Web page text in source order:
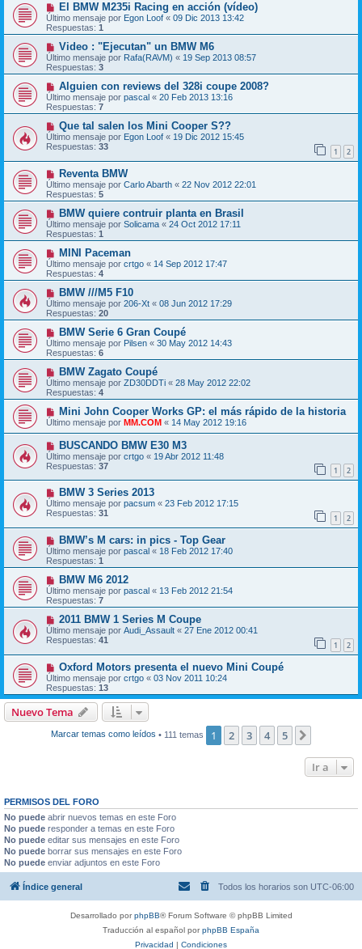
El BMW M235i Racing en acción (vídeo)
Último mensaje por Egon Loof « 09 Dic 2013 13:42
Respuestas: 1
Video : "Ejecutan" un BMW M6
Último mensaje por Rafa(RAVM) « 19 Sep 2013 08:57
Respuestas: 3
Alguien con reviews del 328i coupe 2008?
Último mensaje por pascal « 20 Feb 2013 13:16
Respuestas: 7
Que tal salen los Mini Cooper S??
Último mensaje por Egon Loof « 19 Dic 2012 15:45
Respuestas: 33 1 2
Reventa BMW
Último mensaje por Carlo Abarth « 22 Nov 2012 22:01
Respuestas: 5
BMW quiere contruir planta en Brasil
Último mensaje por Solicama « 24 Oct 2012 17:11
Respuestas: 1
MINI Paceman
Último mensaje por crtgo « 14 Sep 2012 17:47
Respuestas: 4
BMW ///M5 F10
Último mensaje por 206-Xt « 08 Jun 2012 17:29
Respuestas: 20
BMW Serie 6 Gran Coupé
Último mensaje por Pilsen « 30 May 2012 14:43
Respuestas: 6
BMW Zagato Coupé
Último mensaje por ZD30DDTi « 28 May 2012 22:02
Respuestas: 4
Mini John Cooper Works GP: el más rápido de la historia
Último mensaje por MM.COM « 14 May 2012 19:16
BUSCANDO BMW E30 M3
Último mensaje por crtgo « 19 Abr 2012 11:48
Respuestas: 37 1 2
BMW 3 Series 2013
Último mensaje por pacsum « 23 Feb 2012 17:15
Respuestas: 31 1 2
BMW’s M cars: in pics - Top Gear
Último mensaje por pascal « 18 Feb 2012 17:40
Respuestas: 1
BMW M6 2012
Último mensaje por pascal « 13 Feb 2012 21:54
Respuestas: 7
2011 BMW 1 Series M Coupe
Último mensaje por Audi_Assault « 27 Ene 2012 00:41
Respuestas: 41 1 2
Oxford Motors presenta el nuevo Mini Coupé
Último mensaje por crtgo « 03 Nov 2011 10:24
Respuestas: 13
Nuevo Tema
Marcar temas como leídos • 111 temas 1 2 3 4 5
Ir a
PERMISOS DEL FORO
No puede abrir nuevos temas en este Foro
No puede responder a temas en este Foro
No puede editar sus mensajes en este Foro
No puede borrar sus mensajes en este Foro
No puede enviar adjuntos en este Foro
Índice general Todos los horarios son UTC-06:00
Desarrollado porphpBB® Forum Software © phpBB Limited
Traducción al español porphpBB España
Privacidad | Condiciones